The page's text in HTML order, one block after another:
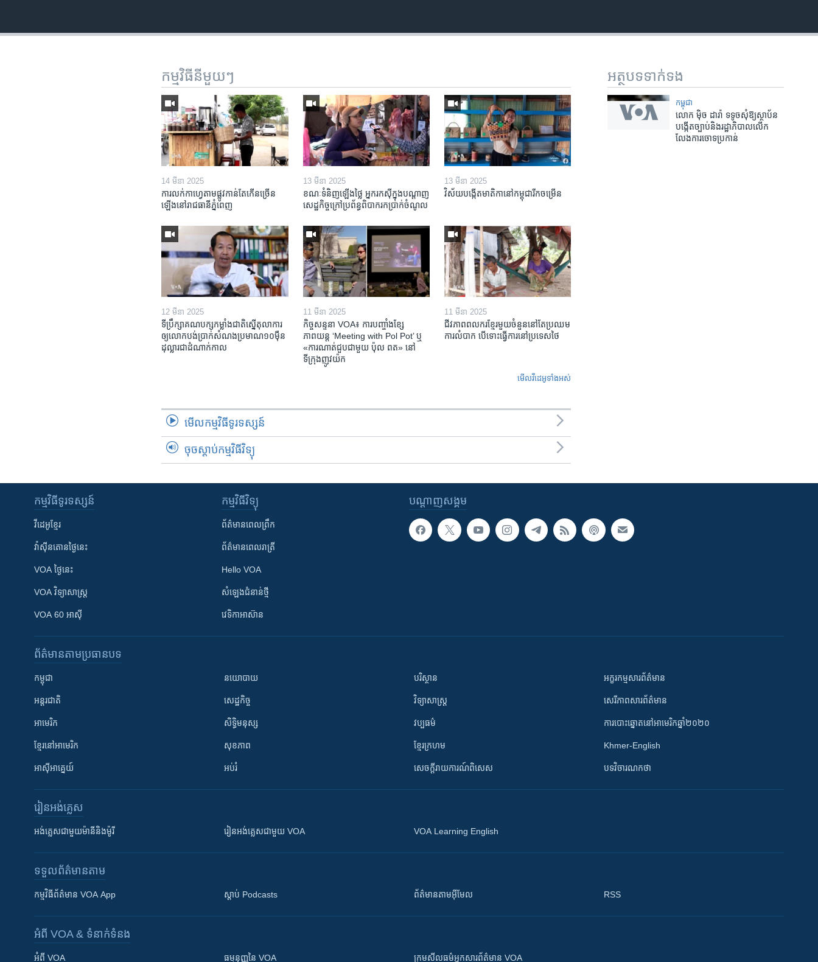
អត្ថបទ​ទាក់ទង
កម្ពុជា
លោក ​ម៉ិច ដារ៉ា​ ទទូច​សុំ​ឱ្យស្ថាប័ន
បង្កើតច្បាប់​និង​រដ្ឋាភិបាល​លើក​
លែង​ការ​ចោទ​ប្រកាន់
កម្មវិធី​នីមួយៗ
14 មីនា 2025
ការលក់​កាហ្វេ​តាម​ផ្លូវ​កាន់តែ​កើន​ច្រើន​
ឡើង​នៅ​រាជធានី​ភ្នំពេញ
13 មីនា 2025
ខណៈទំនិញឡើងថ្លៃ អ្នករកស៊ីក្នុង​បណ្តាញ​
សេដ្ឋកិច្ចក្រៅ​ប្រព័ន្ធពិបាក​រក​ប្រាក់​ចំណូល
13 មីនា 2025
វិស័យ​បង្កើត​មាតិកា​នៅ​កម្ពុជា​រីក​ចម្រើន
12 មីនា 2025
ទីប្រឹក្សា​គណបក្ស​កម្លាំង​ជាតិ​ស្នើ​តុលាការ​
ឲ្យ​លោក​បង់ប្រាក់​សំណង​ប្រមាណ​១០​ម៉ឺន​
ដុល្លារ​ជា​ដំណាក់កាល
11 មីនា 2025
កិច្ចសន្ទនា VOA៖ ការ​បញ្ចាំង​ខ្សែ
ភាពយន្ត ‘Meeting with Pol Pot’ ឬ
«ការណាត់ជួប​ជាមួយ​ ប៉ុល ពត» នៅ
ទីក្រុងញូវយ៉ក​
11 មីនា 2025
ជីវភាពពលករខ្មែរមួយចំនួននៅតែប្រឈម
ការលំបាក បើទោះធ្វើការនៅប្រទេសថៃ
មើល​វីដេអូ​ទាំង​អស់
មើល​កម្មវិធី​ទូរទស្សន៍
ចុចស្តាប់កម្មវិធីវិទ្យុ
បណ្តាញ​សង្គម
កម្មវិធី​ទូរទស្សន៍
វីដេអូ​ខ្មែរ
វ៉ាស៊ីនតោន​ថ្ងៃ​នេះ
VOA ថ្ងៃនេះ
VOA ​វិទ្យាសាស្ត្រ
VOA 60 អាស៊ី
កម្មវិធី​វិទ្យុ
ព័ត៌មាន​ពេល​ព្រឹក
ព័ត៌មាន​​ពេល​រាត្រី
Hello VOA
សំឡេង​ជំនាន់​ថ្មី
វេទិកា​អាស៊ាន
ព័ត៌មាន​តាមប្រធានបទ​
កម្ពុជា
អន្តរជាតិ
អាមេរិក
ខ្មែរ​នៅអាមេរិក
អាស៊ីអាគ្នេយ៍
នយោបាយ
សេដ្ឋកិច្ច
សិទ្ធិមនុស្ស
សុខភាព
អប់រំ
បរិស្ថាន
វិទ្យាសាស្រ្ត
វប្បធម៌
ខ្មែរក្រហម
សេចក្តីរាយការណ៍ពិសេស
អក្ខរកម្មសារព័ត៌មាន
សេរីភាពសារព័ត៌មាន
ការបោះឆ្នោតនៅអាមេរិកឆ្នាំ២០២០
Khmer-English
បទវិចារណកថា
រៀន​​អង់គ្លេស
អង់គ្លេស​ជាមួយ​ម៉ានី​និង​ម៉ូរី រៀន​​​​​​អង់គ្លេស​​ជាមួយ VOA VOA Learning English
ទទួល​ព័ត៌មាន​តាម
កម្មវិធី​ព័ត៌មាន VOA App ស្តាប់ Podcasts ព័ត៌មាន​តាម​អ៊ីមែល RSS
អំពី​ VOA & ទំនាក់ទំនង
អំពី​ VOA ធម្មនុញ្ញ​នៃ VOA ក្រម​​​សីលធម៌​​​អ្នក​​​សារព័ត៌មាន VOA